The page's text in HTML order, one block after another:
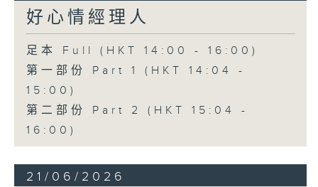
好心情經理人
足本 Full (HKT 14:00 - 16:00)
第一部份 Part 1 (HKT 14:04 -
15:00)
第二部份 Part 2 (HKT 15:04 -
16:00)
21/06/2026